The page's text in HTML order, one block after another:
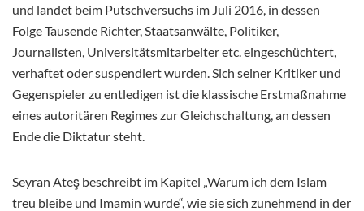
und landet beim Putschversuchs im Juli 2016, in dessen
Folge Tausende Richter, Staatsanwälte, Politiker,
Journalisten, Universitätsmitarbeiter etc. eingeschüchtert,
verhaftet oder suspendiert wurden. Sich seiner Kritiker und
Gegenspieler zu entledigen ist die klassische Erstmaßnahme
eines autoritären Regimes zur Gleichschaltung, an dessen
Ende die Diktatur steht.
Seyran Ateş beschreibt im Kapitel „Warum ich dem Islam
treu bleibe und Imamin wurde“, wie sie sich zunehmend in der